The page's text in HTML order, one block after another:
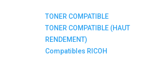
TONER COMPATIBLE
TONER COMPATIBLE (HAUT
RENDEMENT)
Compatibles RICOH